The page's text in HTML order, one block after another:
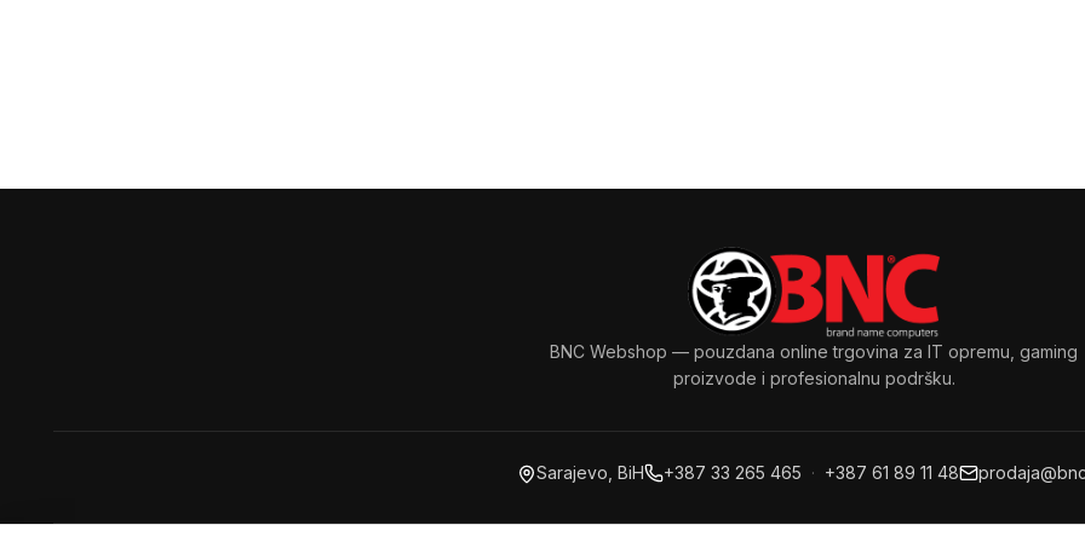
BNC Webshop — pouzdana online trgovina za IT opremu, gaming
proizvode i profesionalnu podršku.
Sarajevo, BiH +387 33 265 465 · +387 61 89 11 48